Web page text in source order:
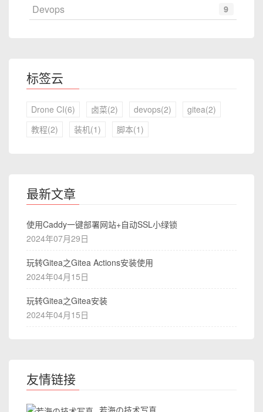
Devops 9
标签云
Drone CI(6) 卤菜(2) devops(2)
gitea(2)
教程(2)
装机(1) 脚本(1)
最新文章
使用Caddy一键部署网站+自动SSL小绿锁
2024年07月29日
玩转Gitea之Gitea Actions安装使用
2024年04月15日
玩转Gitea之Gitea安装
2024年04月15日
友情链接
若海の技术写真